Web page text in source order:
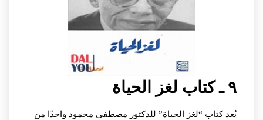
٩ ـ كتاب لغز الحياة
يُعد كتاب “لغز الحياة” للدكتور مصطفى محمود واحدًا من